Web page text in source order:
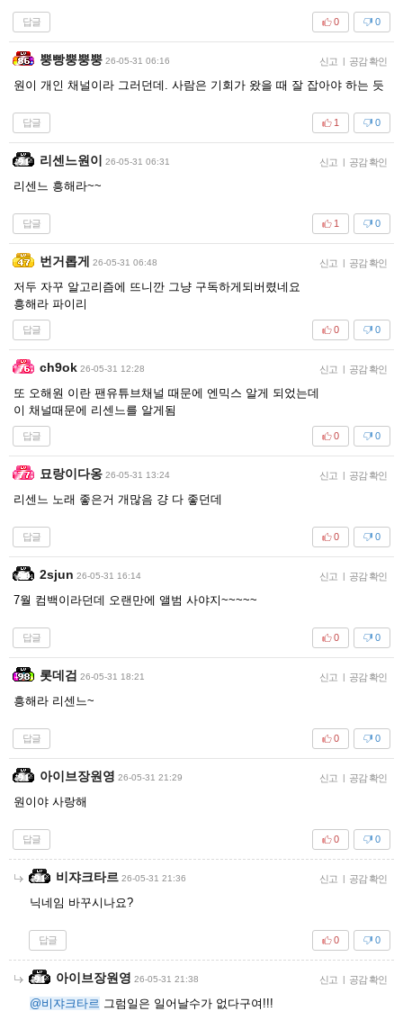
답글 0
0
뿡빵뿡뿡뿡 26-05-31 06:16 신고 | 공감 확인
원이 개인 채널이라 그러던데. 사람은 기회가 왔을 때 잘 잡아야 하는 듯
답글 0
1
리센느원이 26-05-31 06:31 신고 | 공감 확인
리센느 흥해라~~
답글 0
1
번거롭게 26-05-31 06:48 신고 | 공감 확인
저두 자꾸 알고리즘에 뜨니깐 그냥 구독하게되버렸네요
흥해라 파이리
답글 0
0
ch9ok 26-05-31 12:28 신고 | 공감 확인
또 오해원 이란 팬유튜브채널 때문에 엔믹스 알게 되었는데
이 채널때문에 리센느를 알게됨
답글 0
0
묘랑이다옹 26-05-31 13:24 신고 | 공감 확인
리센느 노래 좋은거 개많음 걍 다 좋던데
답글 0
0
2sjun 26-05-31 16:14 신고 | 공감 확인
7월 컴백이라던데 오랜만에 앨범 사야지~~~~~
답글 0
0
롯데검 26-05-31 18:21 신고 | 공감 확인
흥해라 리센느~
답글 0
0
아이브장원영 26-05-31 21:29 신고 | 공감 확인
원이야 사랑해
답글 0
0
비쟈크타르 26-05-31 21:36 신고 | 공감 확인
닉네임 바꾸시나요?
답글 0
0
아이브장원영 26-05-31 21:38 신고 | 공감 확인
@비쟈크타르 그럼일은 일어날수가 없다구여!!!